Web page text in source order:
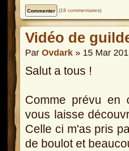
(18 commentaires)
Vidéo de
Par Ovdark » 15 Mar
Salut a tous !
Comme prévu
vous laisse
Celle ci m'as pris
de boulot et